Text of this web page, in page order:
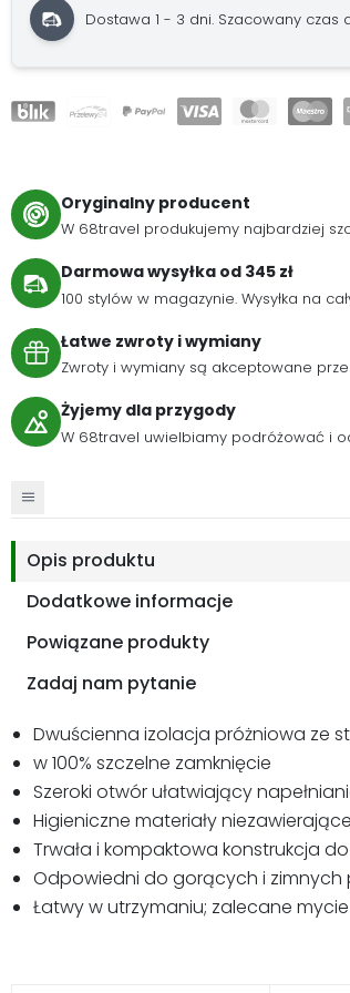
Dostawa 1 - 3 dni. Szacowany czas
Oryginalny producent
W 68travel produkujemy najbardziej
Darmowa wysyłka od 345 zł
100 stylów w magazynie. Wysyłka na
Łatwe zwroty i wymiany
Zwroty i wymiany są akceptowane
Żyjemy dla przygody
W 68travel uwielbiamy podróżować i
Opis produktu
Dodatkowe informacje
Powiązane produkty
Zadaj nam pytanie
Dwuścienna izolacja próżniowa ze
w 100% szczelne zamknięcie
Szeroki otwór ułatwiający
Higieniczne materiały
Trwała i kompaktowa konstrukcja
Odpowiedni do gorących i zimnych
Łatwy w utrzymaniu; zalecane